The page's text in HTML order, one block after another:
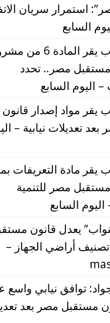
استمرار سريان
السابع
مجلس النواب يقر المادة 6
مصر.. تحدد
اليوم السابع
يقر مواد إصدار قانون
تعديلات نيابية –
يقر مادة التعريفات
مصر للتنمية
السابع
يعدل قانون
أراضي الجهاز –
توافق نيابي واسع
مستقبل مصر بعد